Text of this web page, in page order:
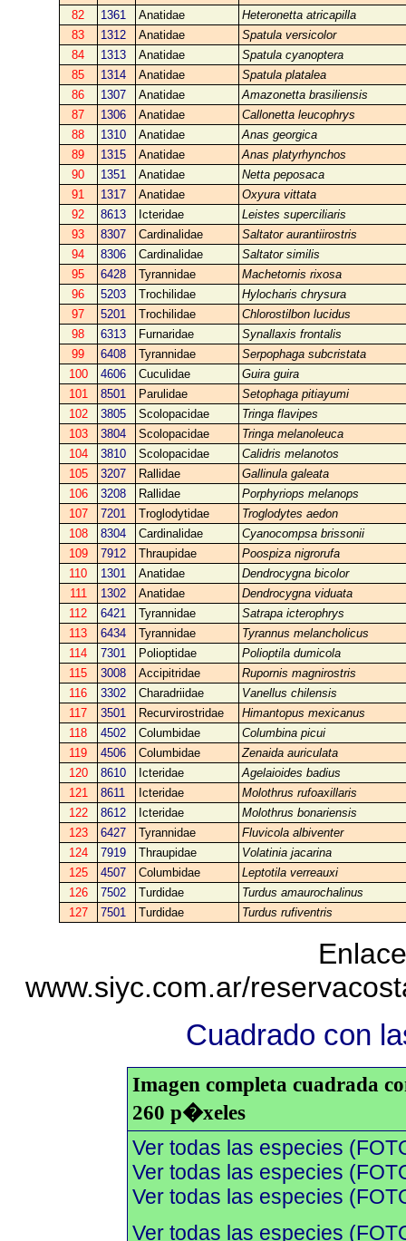
82
1361 Anatidae
Heteronetta atricapilla
83
1312 Anatidae
Spatula versicolor
84
1313 Anatidae
Spatula cyanoptera
85
1314 Anatidae
Spatula platalea
86
1307 Anatidae
Amazonetta brasiliensis
87
1306 Anatidae
Callonetta leucophrys
88
1310 Anatidae
Anas georgica
89
1315 Anatidae
Anas platyrhynchos
90
1351 Anatidae
Netta peposaca
91
1317 Anatidae
Oxyura vittata
92
8613 Icteridae
Leistes superciliaris
93
8307 Cardinalidae
Saltator aurantiirostris
94
8306 Cardinalidae
Saltator similis
95
6428 Tyrannidae
Machetornis rixosa
96
5203 Trochilidae
Hylocharis chrysura
97
5201 Trochilidae
Chlorostilbon lucidus
98
6313 Furnaridae
Synallaxis frontalis
99
6408 Tyrannidae
Serpophaga subcristata
100
4606 Cuculidae
Guira guira
101
8501 Parulidae
Setophaga pitiayumi
102
3805 Scolopacidae
Tringa flavipes
103
3804 Scolopacidae
Tringa melanoleuca
104
3810 Scolopacidae
Calidris melanotos
105
3207 Rallidae
Gallinula galeata
106
3208 Rallidae
Porphyriops melanops
107
7201 Troglodytidae
Troglodytes aedon
108
8304 Cardinalidae
Cyanocompsa brissonii
109
7912 Thraupidae
Poospiza nigrorufa
110
1301 Anatidae
Dendrocygna bicolor
111
1302 Anatidae
Dendrocygna viduata
112
6421 Tyrannidae
Satrapa icterophrys
113
6434 Tyrannidae
Tyrannus melancholicus
114
7301 Polioptidae
Polioptila dumicola
115
3008 Accipitridae
Rupornis magnirostris
116
3302 Charadriidae
Vanellus chilensis
117
3501 Recurvirostridae
Himantopus mexicanus
118
4502 Columbidae
Columbina picui
119
4506 Columbidae
Zenaida auriculata
120
8610 Icteridae
Agelaioides badius
121
8611 Icteridae
Molothrus rufoaxillaris
122
8612 Icteridae
Molothrus bonariensis
123
6427 Tyrannidae
Fluvicola albiventer
124
7919 Thraupidae
Volatinia jacarina
125
4507 Columbidae
Leptotila verreauxi
126
7502 Turdidae
Turdus amaurochalinus
127
7501 Turdidae Turdus rufiventris
www.siyc.com.ar/
Cuadrado con
Imagen completa cuadrada
260 p�xeles
Ver todas las especies
Ver todas las especies
Ver todas las especies
Ver todas las especies